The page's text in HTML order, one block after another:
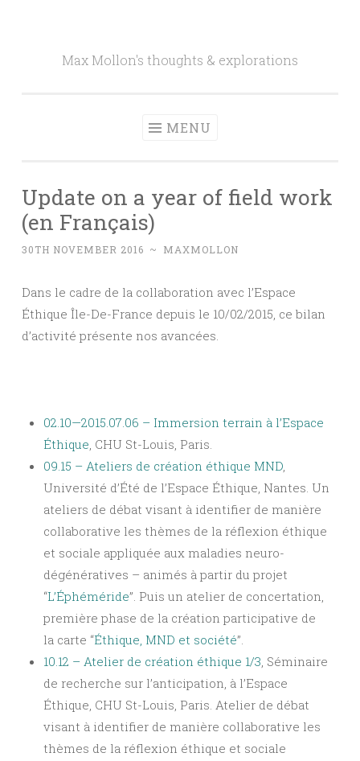
Max Mollon's thoughts & explorations
MENU
Update on a year of field work
(en Français)
30TH NOVEMBER 2016 ~ MAXMOLLON
Dans le cadre de la collaboration avec l’Espace
Éthique Île-De-France depuis le 10/02/2015, ce bilan
d’activité présente nos avancées.
02.10—2015.07.06 – Immersion terrain à l’Espace
Éthique, CHU St-Louis, Paris.
09.15 – Ateliers de création éthique MND,
Université d’Été de l’Espace Éthique, Nantes. Un
ateliers de débat visant à identifier de manière
collaborative les thèmes de la réflexion éthique
et sociale appliquée aux maladies neuro-
dégénératives – animés à partir du projet
“L’Éphéméride”. Puis un atelier de concertation,
première phase de la création participative de
la carte “Éthique, MND et société”.
10.12 – Atelier de création éthique 1/3, Séminaire
de recherche sur l’anticipation, à l’Espace
Éthique, CHU St-Louis, Paris. Atelier de débat
visant à identifier de manière collaborative les
thèmes de la réflexion éthique et sociale